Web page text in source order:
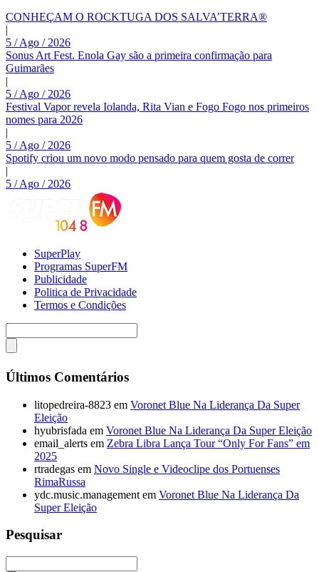
CONHEÇAM O ROCKTUGA DOS SALVA’TERRA®
|
5 / Ago / 2026
Sonus Art Fest. Enola Gay são a primeira confirmação para
Guimarães
|
5 / Ago / 2026
Festival Vapor revela Iolanda, Rita Vian e Fogo Fogo nos primeiros
nomes para 2026
|
5 / Ago / 2026
Spotify criou um novo modo pensado para quem gosta de correr
|
5 / Ago / 2026
SuperPlay
Programas SuperFM
Publicidade
Politica de Privacidade
Termos e Condições
Últimos Comentários
litopedreira-8823 em Voronet Blue Na Liderança Da Super
Eleição
hyubrisfada em Voronet Blue Na Liderança Da Super Eleição
email_alerts em Zebra Libra Lança Tour “Only For Fans” em
2025
rtradegas em Novo Single e Videoclipe dos Portuenses
RimaRussa
ydc.music.management em Voronet Blue Na Liderança Da
Super Eleição
Pesquisar